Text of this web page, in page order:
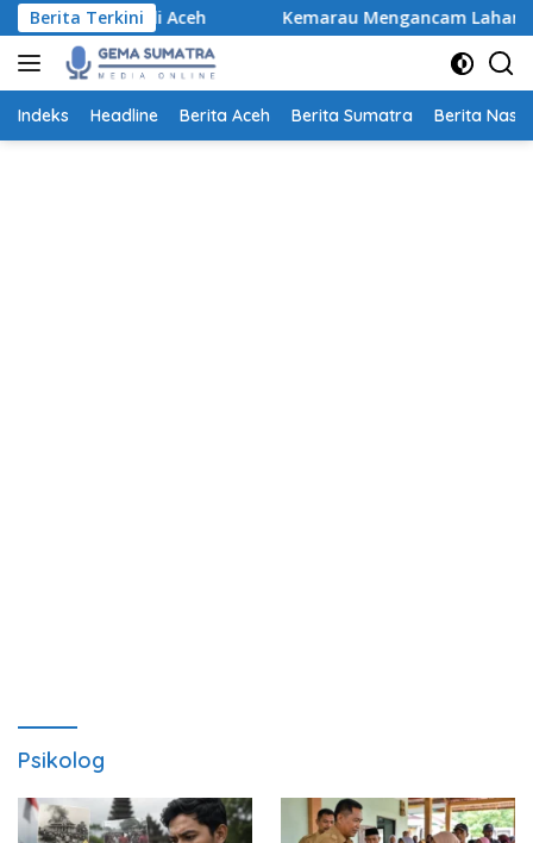
Langsung
ke
konten
Berita Terkini
di Aceh Kemarau Mengancam Lahan
Indeks Headline Berita Aceh Berita Sumatra Berita
Psikolog